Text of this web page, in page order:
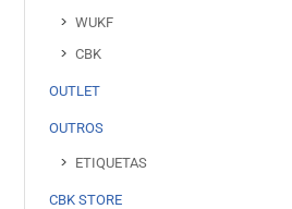
WUKF
CBK
OUTLET
OUTROS
ETIQUETAS
CBK STORE